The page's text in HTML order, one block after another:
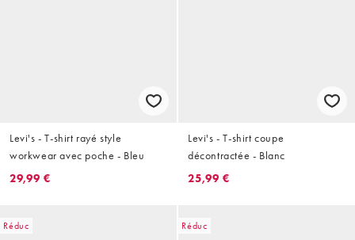
Levi's - T-shirt rayé style
workwear avec poche - Bleu
29,99 €
Levi's - T-shirt coupe
décontractée - Blanc
25,99 €
Réduc Réduc